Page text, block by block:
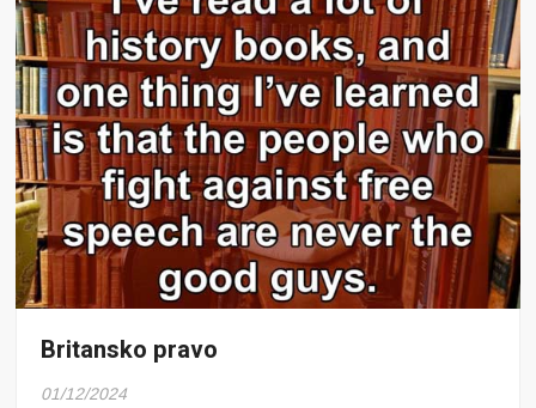
Britansko pravo
01/12/2024